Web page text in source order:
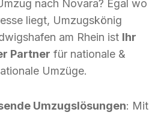
nach Novara? Egal wo
liegt, Umzugskönig
am Rhein ist Ihr
Partner für nationale &
Umzüge.
Umzugslösungen: Mit